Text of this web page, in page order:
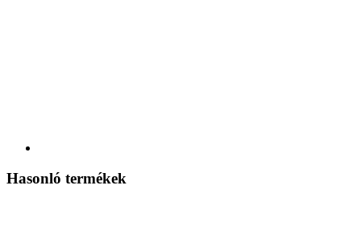
Hasonló termékek